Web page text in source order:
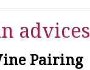
advices
Pairing